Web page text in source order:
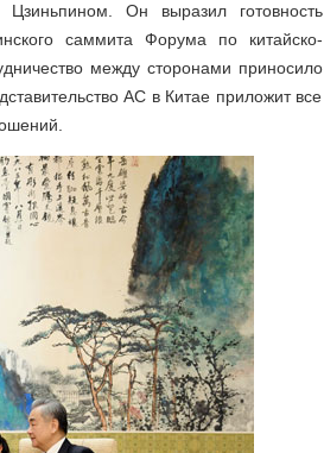
Он выразил готовность
саммита Форума по китайско-
между сторонами приносило
АС в Китае приложит все